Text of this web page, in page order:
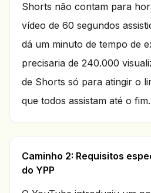
Shorts não contam para
vídeo de 60 segundos
dá um minuto de tempo de
precisaria de 240.000
de Shorts só para atingir o
que todos assistam até o fim.
Caminho 2: Requisitos
do YPP